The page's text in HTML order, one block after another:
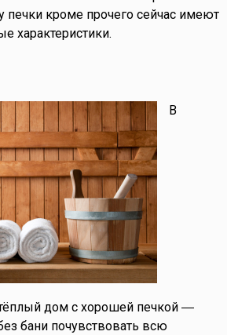
печки кроме прочего сейчас имеют
характеристики.
В
дом с хорошей печкой ―
бани почувствовать всю